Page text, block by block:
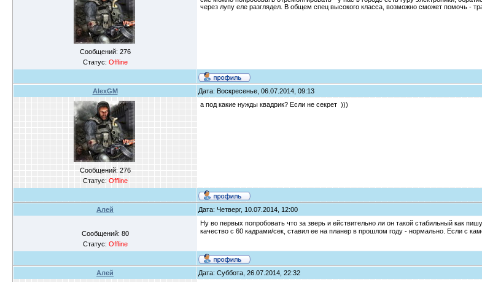
Сообщений: 276
Статус: Offline
через лупу еле разглядел. В общем спец высокого класса, возможно сможет помочь -
AlexGM Дата: Воскресенье, 06.07.2014, 09:13
Сообщений: 276
Статус: Offline
а под какие нужды квадрик? Если не секрет )))
Алей Дата: Четверг, 10.07.2014, 12:00
Сообщений: 80
Статус: Offline
Ну во первых попробовать что за зверь и ействительно ли он такой стабильный как
качество с 60 кадрами/сек, ставил ее на планер в прошлом году - нормально. Если с
Алей Дата: Суббота, 26.07.2014, 22:32